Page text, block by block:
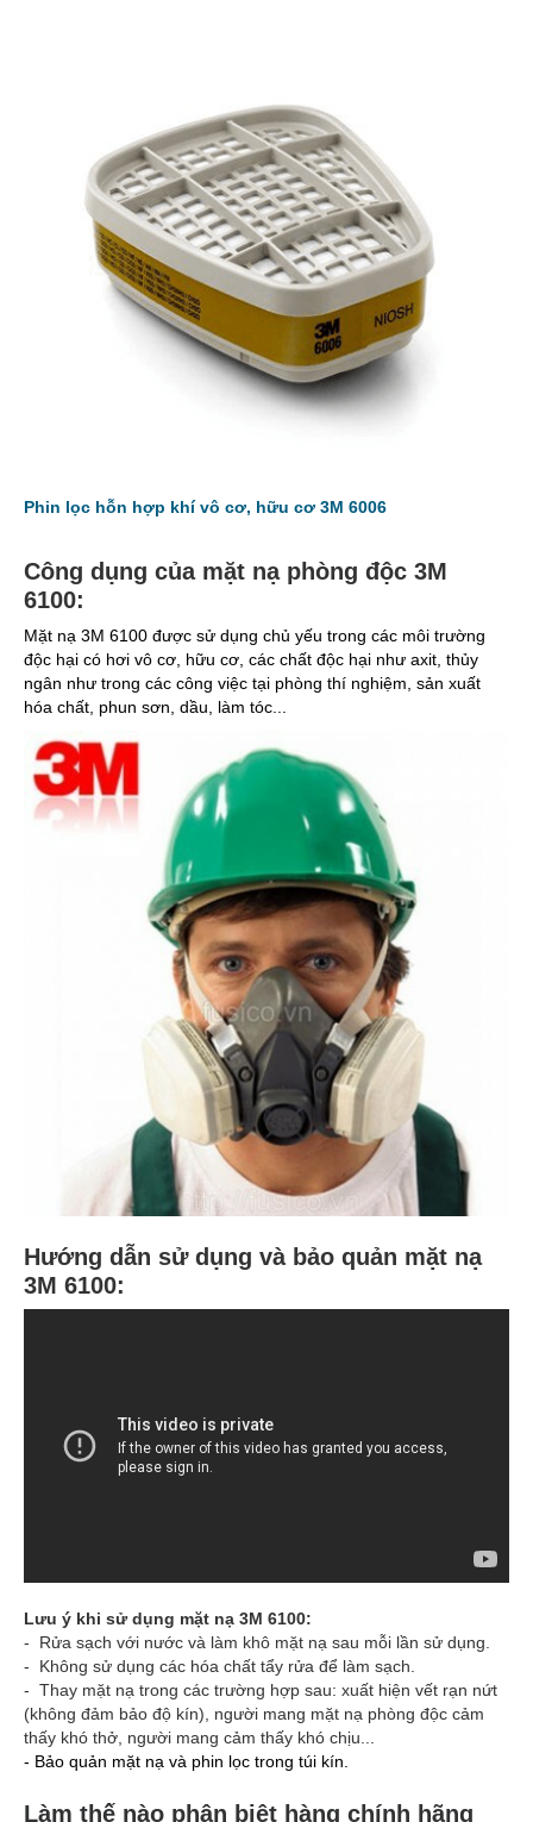
Phin lọc hỗn hợp khí vô cơ, hữu cơ 3M 6006
Công dụng của mặt nạ phòng độc 3M
6100:
Mặt nạ 3M 6100 được sử dụng chủ yếu trong các môi trường
độc hại có hơi vô cơ, hữu cơ, các chất độc hại như axit, thủy
ngân như trong các công việc tại phòng thí nghiệm, sản xuất
hóa chất, phun sơn, dầu, làm tóc...
Hướng dẫn sử dụng và bảo quản mặt nạ
3M 6100:
Lưu ý khi sử dụng mặt nạ 3M 6100:
- Rửa sạch với nước và làm khô mặt nạ sau mỗi lần sử dụng.
- Không sử dụng các hóa chất tẩy rửa để làm sạch.
- Thay mặt nạ trong các trường hợp sau: xuất hiện vết rạn nứt
(không đảm bảo độ kín), người mang mặt nạ phòng độc cảm
thấy khó thở, người mang cảm thấy khó chịu...
- Bảo quản mặt nạ và phin lọc trong túi kín.
Làm thế nào phân biệt hàng chính hãng